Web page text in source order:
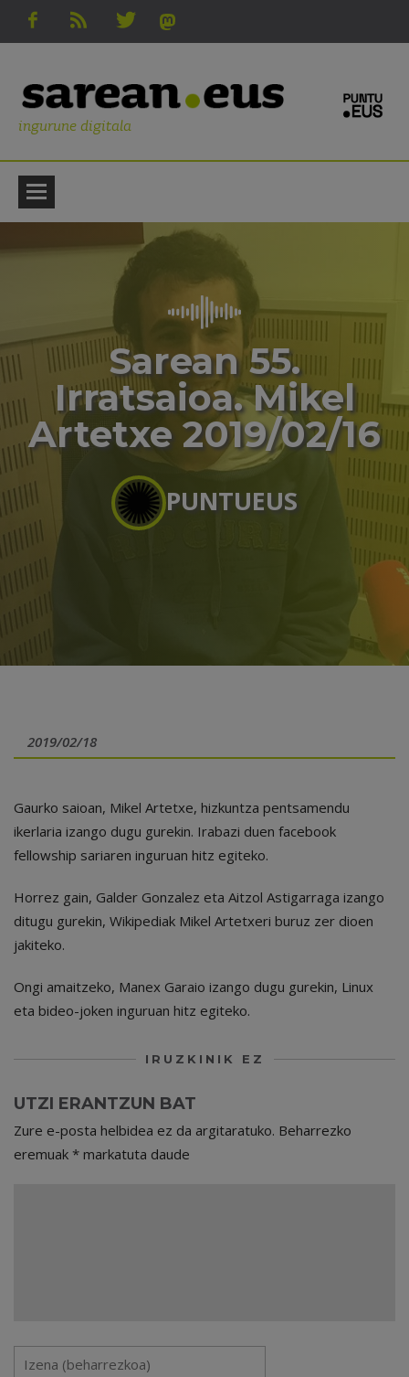
ingurune digitala
Sarean 55.
Irratsaioa. Mikel
Artetxe 2019/02/16
PUNTUEUS
2019/02/18
Gaurko saioan, Mikel Artetxe, hizkuntza pentsamendu
ikerlaria izango dugu gurekin. Irabazi duen facebook
fellowship sariaren inguruan hitz egiteko.
Horrez gain, Galder Gonzalez eta Aitzol Astigarraga izango
ditugu gurekin, Wikipediak Mikel Artetxeri buruz zer dioen
jakiteko.
Ongi amaitzeko, Manex Garaio izango dugu gurekin, Linux
eta bideo-joken inguruan hitz egiteko.
IRUZKINIK EZ
UTZI ERANTZUN BAT
Zure e-posta helbidea ez da argitaratuko. Beharrezko
eremuak * markatuta daude